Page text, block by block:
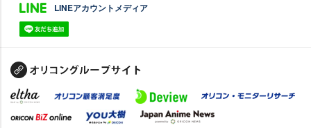
LINEアカウントメディア